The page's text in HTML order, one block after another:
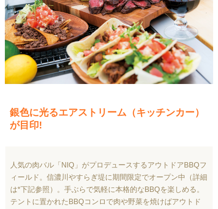
銀色に光るエアストリーム（キッチンカー）
が目印!
人気の肉バル「NIQ」がプロデュースするアウトドアBBQフ
ィールド。信濃川やすらぎ堤に期間限定でオープン中（詳細
は*下記参照）。手ぶらで気軽に本格的なBBQを楽しめる。
テントに置かれたBBQコンロで肉や野菜を焼けばアウトド